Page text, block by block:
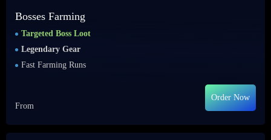
Bosses Farming
Targeted Boss Loot
Legendary Gear
Fast Farming Runs
From
Order Now